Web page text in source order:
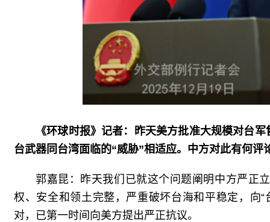
《环球时报》记者：昨天美方批准大规模对台
台武器同台湾面临的“威胁”相适应。中方对此有何评
郭嘉昆：昨天我们已就这个问题阐明中方严正
权、安全和领土完整，严重破坏台海和平稳定，向
对，已第一时间向美方提出严正抗议。